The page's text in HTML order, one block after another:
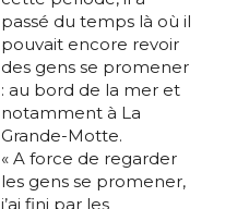
passé du temps là où il
pouvait encore revoir
des gens se promener
: au bord de la mer et
notamment à La
Grande-Motte.
« A force de regarder
les gens se promener,
j’ai fini par les